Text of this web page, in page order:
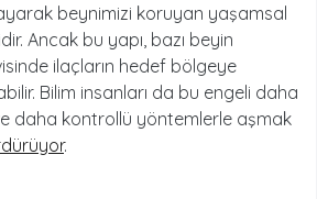
beynimizi koruyan yaşamsal
Ancak bu yapı, bazı beyin
ilaçların hedef bölgeye
Bilim insanları da bu engeli daha
daha kontrollü yöntemlerle aşmak
.